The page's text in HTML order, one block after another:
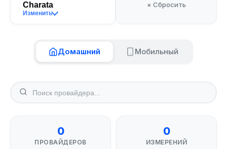
Charata
Изменить
× Сбросить
Домашний Мобильный
0
ПРОВАЙДЕРОВ
0
ИЗМЕРЕНИЙ